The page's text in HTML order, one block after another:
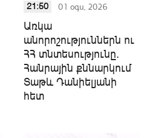
21:50 01 օգս, 2026
Առկա
անորոշություններն ու
ՀՀ տնտեսությունը.
Հանրային քննարկում
Տաթև Դանիելյանի
հետ